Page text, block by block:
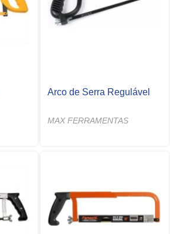
Arco de Serra Regulável
MAX FERRAMENTAS